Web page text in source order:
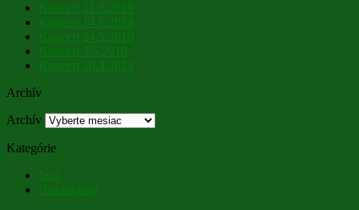
Koncert 21.6.2019
Koncert 14.6.2019
Koncert 24.5.2019
Koncert 3.5.2019
Koncert 20.4.2019
Archív
Archív
Kategórie
Jazz
Nezaradené